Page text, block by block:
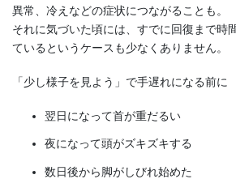
異常、冷えなどの症状につながることも。
それに気づいた頃には、すでに回復まで時
ているというケースも少なくありません。
「少し様子を見よう」で手遅れになる前に
翌日になって首が重だるい
夜になって頭がズキズキする
数日後から脚がしびれ始めた